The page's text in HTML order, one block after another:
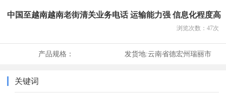
中国至越南越南老街清关业务电话 运输能力强 信息化程度高
浏览次数： 47次
产品规格： 发货地:云南省德宏州瑞丽市
关键词